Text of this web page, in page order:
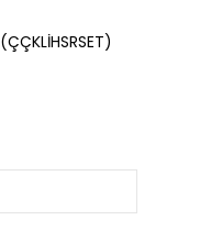
(ÇÇKLİHSRSET)